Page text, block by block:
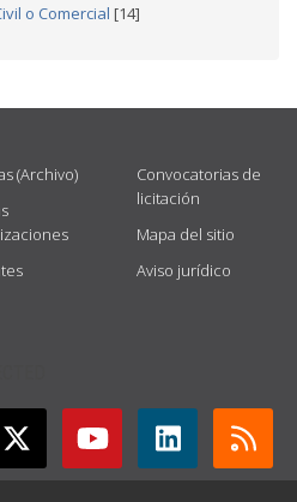
o Comercial [14]
(Archivo)
Convocatorias de
licitación
Mapa del sitio
Aviso jurídico